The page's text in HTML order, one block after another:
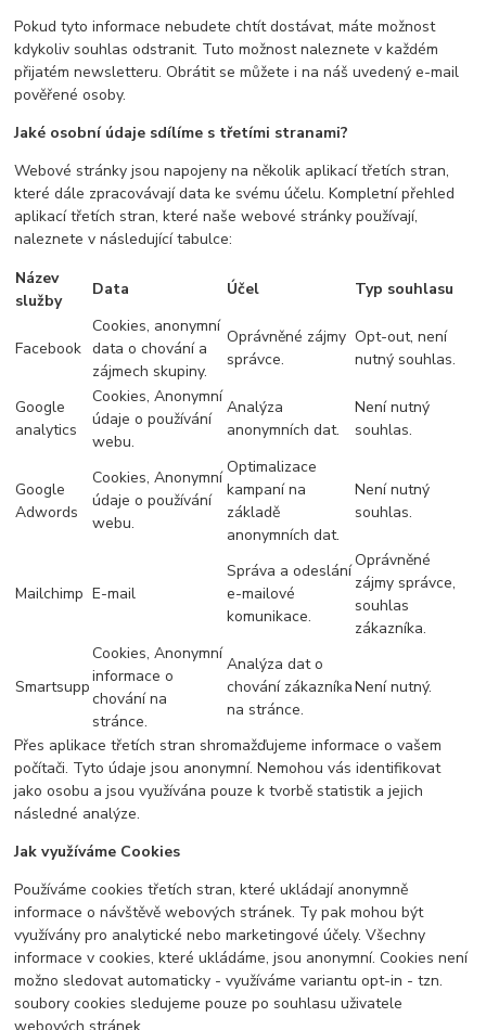
Pokud tyto informace nebudete chtít dostávat, máte možnost
kdykoliv souhlas odstranit. Tuto možnost naleznete v každém
přijatém newsletteru. Obrátit se můžete i na náš uvedený e-mail
pověřené osoby.
Jaké osobní údaje sdílíme s třetími stranami?
Webové stránky jsou napojeny na několik aplikací třetích stran,
které dále zpracovávají data ke svému účelu. Kompletní přehled
aplikací třetích stran, které naše webové stránky používají,
naleznete v následující tabulce:
Název
služby
Data Účel Typ souhlasu
Facebook
Cookies, anonymní
data o chování a
zájmech skupiny.
Oprávněné zájmy
správce.
Opt-out, není
nutný souhlas.
Google
analytics
Cookies, Anonymní
údaje o používání
webu.
Analýza
anonymních dat.
Není nutný
souhlas.
Google
Adwords
Cookies, Anonymní
údaje o používání
webu.
Optimalizace
kampaní na
základě
anonymních dat.
Není nutný
souhlas.
Mailchimp E-mail
Správa a odeslání
e-mailové
komunikace.
Oprávněné
zájmy správce,
souhlas
zákazníka.
Smartsupp
Cookies, Anonymní
informace o
chování na
stránce.
Analýza dat o
chování zákazníka
na stránce.
Není nutný.
Přes aplikace třetích stran shromažďujeme informace o vašem
počítači. Tyto údaje jsou anonymní. Nemohou vás identifikovat
jako osobu a jsou využívána pouze k tvorbě statistik a jejich
následné analýze.
Jak využíváme Cookies
Používáme cookies třetích stran, které ukládají anonymně
informace o návštěvě webových stránek. Ty pak mohou být
využívány pro analytické nebo marketingové účely. Všechny
informace v cookies, které ukládáme, jsou anonymní. Cookies není
možno sledovat automaticky - využíváme variantu opt-in - tzn.
soubory cookies sledujeme pouze po souhlasu uživatele